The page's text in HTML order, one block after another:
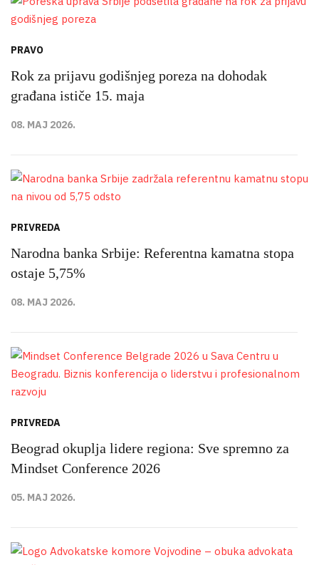
PRAVO
Rok za prijavu godišnjeg poreza na dohodak
građana ističe 15. maja
08. MAJ 2026.
PRIVREDA
Narodna banka Srbije: Referentna kamatna stopa
ostaje 5,75%
08. MAJ 2026.
PRIVREDA
Beograd okuplja lidere regiona: Sve spremno za
Mindset Conference 2026
05. MAJ 2026.